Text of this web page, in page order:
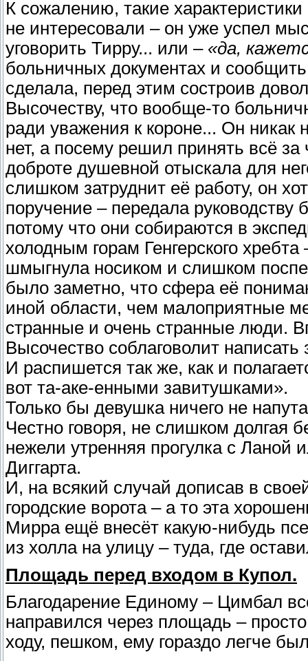
К сожалению, такие
не интересовали – он уже успел
уговорить Тирру... или – «да,
больничных документах и
сделала, перед этим состроив
Высочеству, что вообще-то
ради уважения к короне... Он никак
нет, а посему решил принять всё
доброте душевной отыскала для
слишком затруднит её работу, он
поручение – передала
потому что они собираются в
холодным горам Генгерского
шмыгнула носиком и слишком
было заметно, что сфера её
иной области, чем малоприятные
странные и очень странные люди.
Высочество соблаговолит
И распишется так же, как и
вот та-аке-енными завитушками».
Только бы девушка ничего не
Честно говоря, не слишком долгая
нежели утренняя прогулка с Ланой
Диггарта.
И, на всякий случай дописав в
городские ворота – а то эта
Мирра ещё внесёт какую-нибудь
из холла на улицу – туда, где
Площадь перед входом в Купол.
Благодарение Единому – Цимбал
направился через площадь –
ходу, пешком, ему гораздо легче